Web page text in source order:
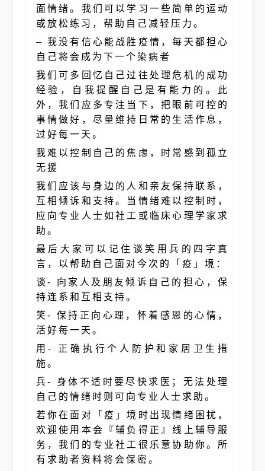
面情绪。我们可以学习一些简单的运动
或放松练习，帮助自己减轻压力。
– 我没有信心能战胜疫情，每天都担心
自己将会成为下一个染病者
我们可多回忆自己过往处理危机的成功
经验，自我提醒自己是有能力的。此
外，我们应多专注当下，把眼前可控的
事情做好，尽量维持日常的生活作息，
过好每一天。
我难以控制自己的焦虑，时常感到孤立
无援
我们应该与身边的人和亲友保持联系，
互相倾诉和支持。当情绪难以控制时，
应向专业人士如社工或临床心理学家求
助。
最后大家可以记住谈笑用兵的四字真
言，以帮助自己面对今次的「疫」境：
谈- 向家人及朋友倾诉自己的担心，保
持连系和互相支持。
笑- 保持正向心理，怀着感恩的心情，
活好每一天。
用- 正确执行个人防护和家居卫生措
施。
兵- 身体不适时要尽快求医；无法处理
自己的情绪时则可向专业人士求助。
若你在面对「疫」境时出现情绪困扰，
欢迎使用本会『辅负得正』线上辅导服
务，我们的专业社工很乐意协助你。所
有求助者资料将会保密。